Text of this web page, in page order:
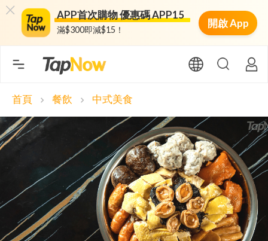
APP首次購物 優惠碼 APP15
滿$300即減$15！
開啟 App
首頁 chevron_right 餐飲 chevron_right 中式美食